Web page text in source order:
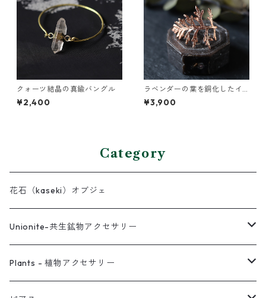
クォーツ結晶の真鍮バングル
¥2,400
ラベンダーの葉を銅化したイ
ヤーカフ
¥3,900
Category
花石（kaseki）オブジェ
Unionite-共生鉱物アクセサリー
ピアス
Plants - 植物アクセサリー